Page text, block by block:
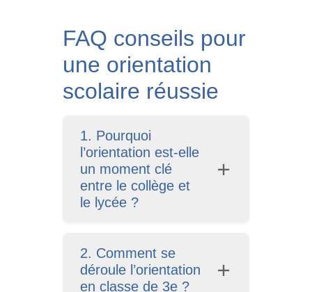
FAQ conseils pour
une orientation
scolaire réussie
1. Pourquoi
l’orientation est-elle
un moment clé
entre le collège et
le lycée ?
2. Comment se
déroule l’orientation
en classe de 3e ?